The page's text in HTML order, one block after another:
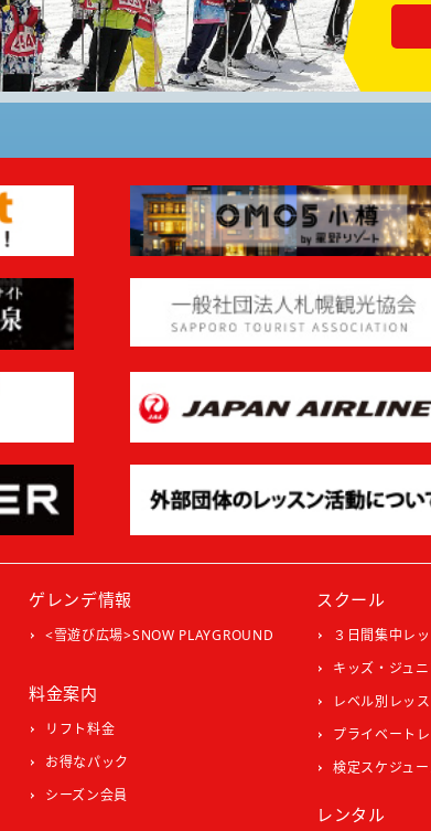
ゲレンデ情報
<雪遊び広場>SNOW PLAYGROUND
料金案内
リフト料金
お得なパック
シーズン会員
スクール
３日間集中レ
キッズ・ジュ
レベル別レッ
プライベート
検定スケジュ
レンタル